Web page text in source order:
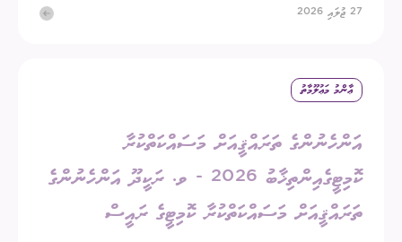
27 ޖުލައި 2026
ޢާންމު މަޢުލޫމާތު
އަންހެނުންގެ ތަރައްޤީއަށް މަސައްކަތްކުރާ
ކޮމިޓީގެއިންތިޚާބު 2026 - ވ. ރަކީދޫ އަންހެނުންގެ
ތަރައްޤީއަށް މަސައްކަތްކުރާ ކޮމިޓީގެ ރައީސް